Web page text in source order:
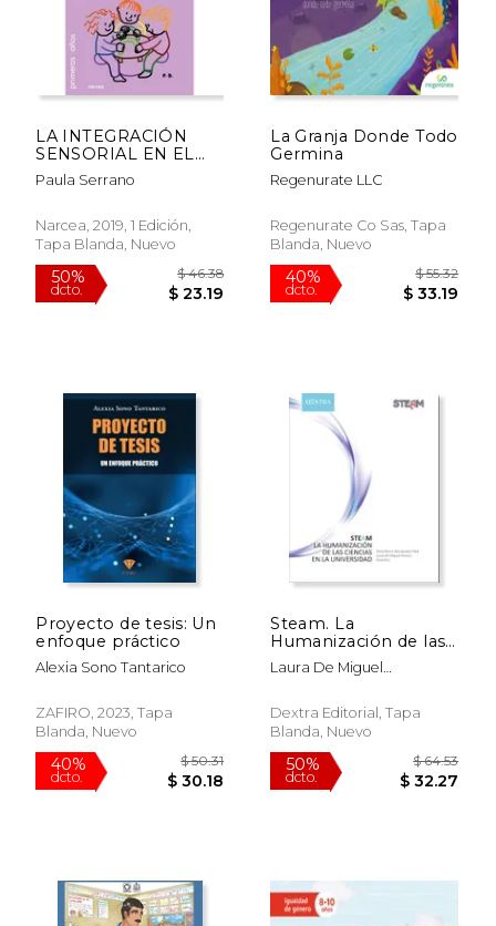
50% $ 31.67 50%
LA INTEGRACIÓN
SENSORIAL EN EL
DESARROLLO Y
APRENDIZAJE
Paula Serrano
Narcea, 2019, 1 Edición,
Tapa Blanda, Nuevo
50%
dcto.
$ 46.38
La Granja Donde Todo
Germina
Regenurate LLC
Regenurate Co Sas, Tapa
Blanda, Nuevo
40%
dcto.
Proyecto de tesis: Un
enfoque práctico
Alexia Sono Tantarico
ZAFIRO, 2023, Tapa
Blanda, Nuevo
Steam. La
Humanización de las
Ciencias en la
Universidad
Laura De Miguel
Dextra Editorial, Tapa
Blanda, Nuevo